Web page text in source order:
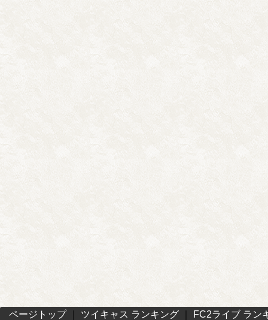
ページトップ｜ ツイキャス ランキング FC2ライブ ラン